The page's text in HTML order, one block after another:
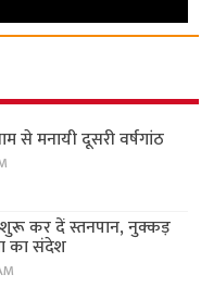
से मनायी दूसरी वर्षगांठ
कर दें स्तनपान, नुक्कड़
का संदेश